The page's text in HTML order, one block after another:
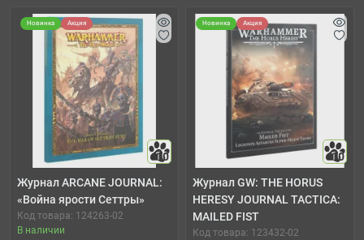
Новинка Акция
10
Журнал ARCANE JOURNAL:
«Война ярости Сеттры»
Код товара: 124263-02
В наличии
Новинка Акция
10
Журнал GW: THE HORUS
HERESY JOURNAL TACTICA:
MAILED FIST
Код товара: 123432-02